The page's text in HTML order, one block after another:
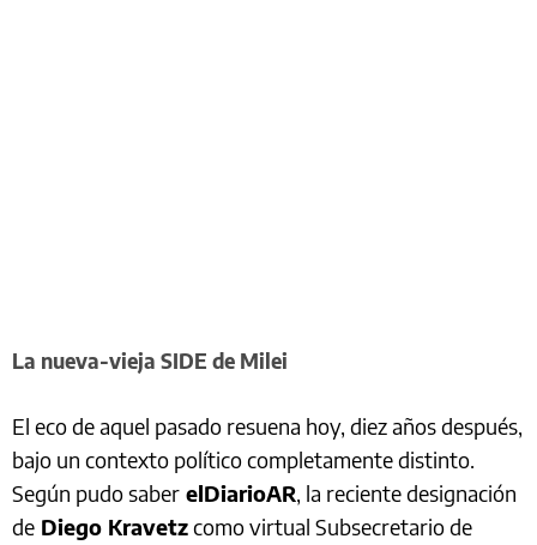
La nueva-vieja SIDE de Milei
El eco de aquel pasado resuena hoy, diez años después,
bajo un contexto político completamente distinto.
Según pudo saber elDiarioAR, la reciente designación
de Diego Kravetzcomo virtual Subsecretario de